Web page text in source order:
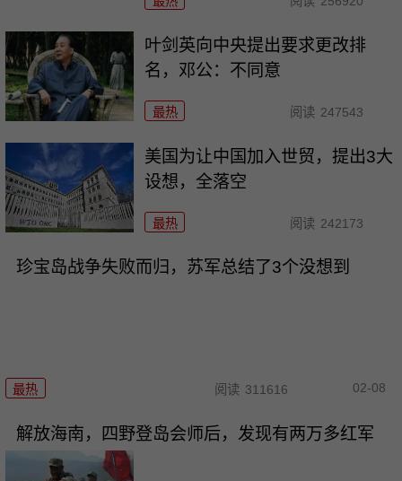
叶剑英向中央提出要求更改排
名，邓公：不同意
最热 阅读 247543
美国为让中国加入世贸，提出3大
设想，全落空
最热 阅读 242173
珍宝岛战争失败而归，苏军总结了3个没想到
最热 阅读 311616 02-08
解放海南，四野登岛会师后，发现有两万多红军